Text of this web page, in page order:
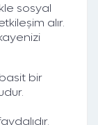
sosyal
alır.
bir